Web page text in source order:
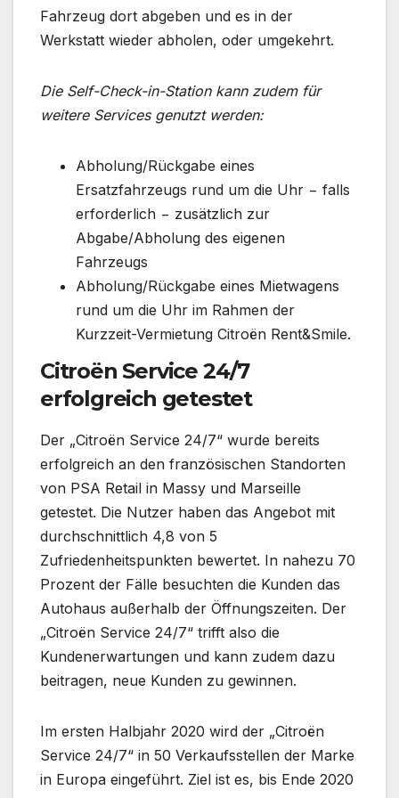
Fahrzeug dort abgeben und es in der
Werkstatt wieder abholen, oder umgekehrt.
Die Self-Check-in-Station kann zudem für
weitere Services genutzt werden:
Abholung/Rückgabe eines
Ersatzfahrzeugs rund um die Uhr − falls
erforderlich − zusätzlich zur
Abgabe/Abholung des eigenen
Fahrzeugs
Abholung/Rückgabe eines Mietwagens
rund um die Uhr im Rahmen der
Kurzzeit-Vermietung Citroën Rent&Smile.
Citroën Service 24/7
erfolgreich getestet
Der „Citroën Service 24/7“ wurde bereits
erfolgreich an den französischen Standorten
von PSA Retail in Massy und Marseille
getestet. Die Nutzer haben das Angebot mit
durchschnittlich 4,8 von 5
Zufriedenheitspunkten bewertet. In nahezu 70
Prozent der Fälle besuchten die Kunden das
Autohaus außerhalb der Öffnungszeiten. Der
„Citroën Service 24/7“ trifft also die
Kundenerwartungen und kann zudem dazu
beitragen, neue Kunden zu gewinnen.
Im ersten Halbjahr 2020 wird der „Citroën
Service 24/7“ in 50 Verkaufsstellen der Marke
in Europa eingeführt. Ziel ist es, bis Ende 2020